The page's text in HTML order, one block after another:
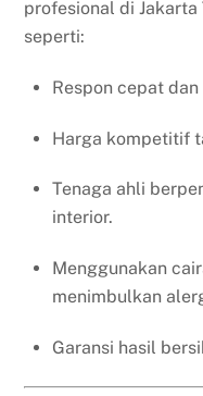
profesional di
seperti:
Respon cepat
Harga kompetitif
Tenaga ahli
interior.
Menggunakan
menimbulkan
Garansi hasil